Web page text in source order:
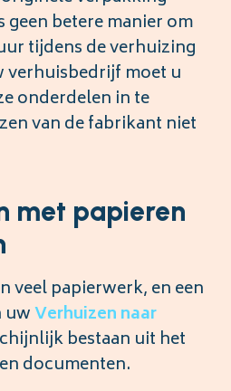
geen betere manier om
tijdens de verhuizing
verhuisbedrijf moet u
onderdelen in te
van de fabrikant niet
met papieren
veel papierwerk, en een
uwVerhuizen naar
bestaan uit het
documenten.